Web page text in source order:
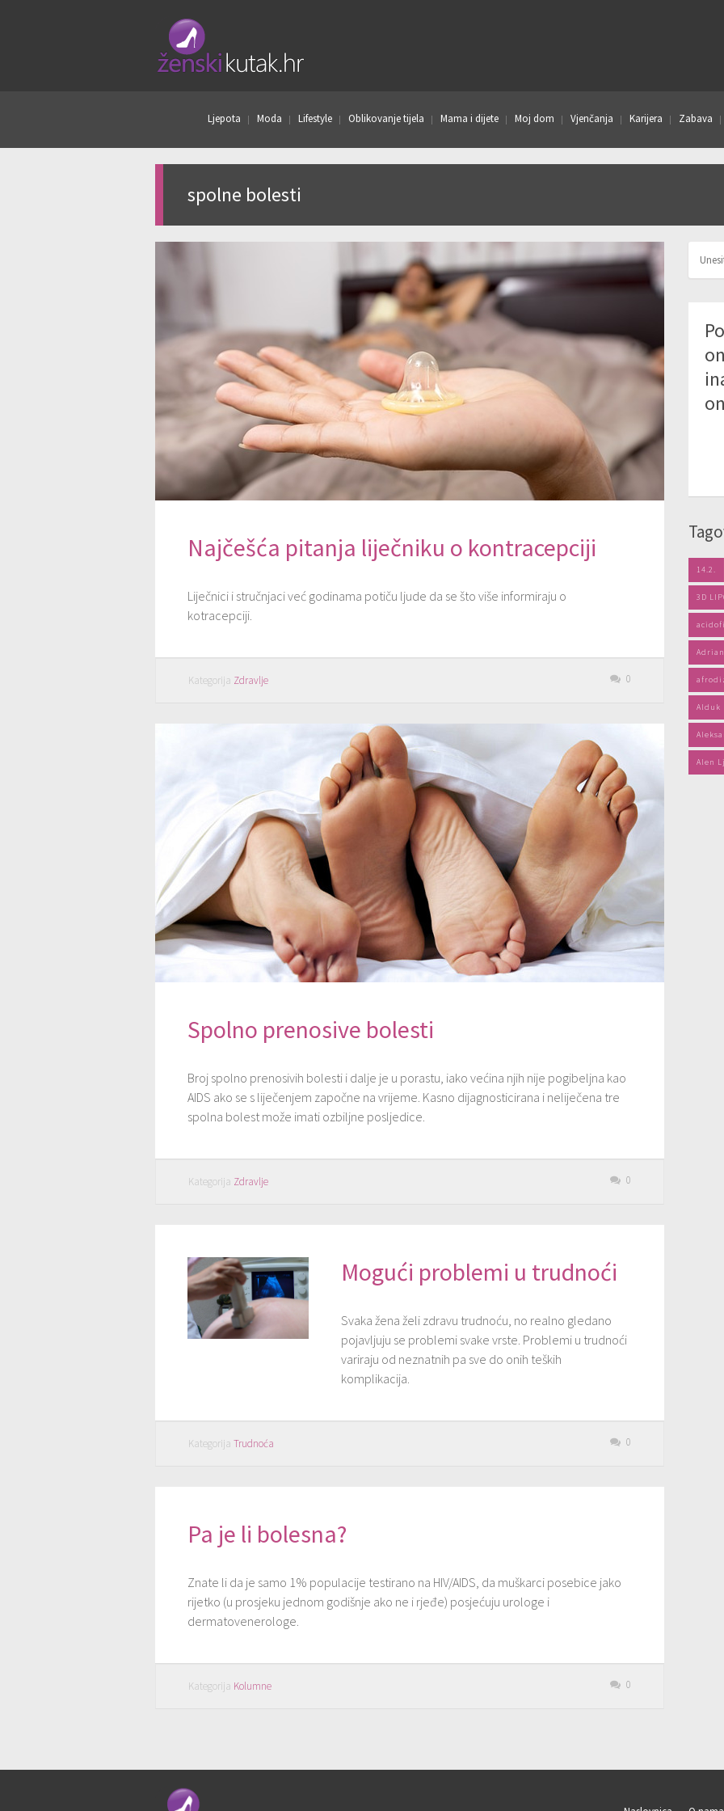
Ljepota Moda Lifestyle Oblikovanje tijela Mama i dijete Moj dom Vjenčanja Karijera Zabava
spolne bolesti
Najčešća pitanja liječniku o kontracepciji
Liječnici i stručnjaci već godinama potiču ljude da se što više informiraju o
kotracepciji.
Kategorija Zdravlje 0
Spolno prenosive bolesti
Broj spolno prenosivih bolesti i dalje je u porastu, iako većina njih nije pogibeljna kao
AIDS ako se s liječenjem započne na vrijeme. Kasno dijagnosticirana i neliječena tre
spolna bolest može imati ozbiljne posljedice.
Kategorija Zdravlje 0
Mogući problemi u trudnoći
Svaka žena želi zdravu trudnoću, no realno gledano
pojavljuju se problemi svake vrste. Problemi u trudnoći
variraju od neznatnih pa sve do onih teških
komplikacija.
Kategorija Trudnoća 0
Pa je li bolesna?
Znate li da je samo 1% populacije testirano na HIV/AIDS, da muškarci posebice jako
rijetko (u prosjeku jednom godišnje ako ne i rjeđe) posjećuju urologe i
dermatovenerologe.
Kategorija Kolumne 0
14.2.
3D
Alduk
Alen